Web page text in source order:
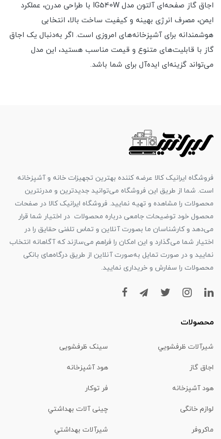
اجاق گاز صفحه‌ای آلتون مدل IG540W با طراحی مدرن، عملکرد
ایمن، مصرف انرژی بهینه و کیفیت ساخت بالا، انتخابی
هوشمندانه برای آشپزخانه‌های امروزی است. اگر به‌دنبال یک اجاق
گاز با قابلیت‌های متنوع و قیمت مناسب هستید، این مدل
می‌تواند گزینه‌ای ایده‌آل برای شما باشد.
فروشگاه ایرانیک کالا عرضه کننده بهترین تجهیزات خانه و آشپزخانه
است. شما از طریق این فروشگاه می‌توانید جدیدترین و مدرنترین
محصولات را مشاهده و تهیه نمایید. فروشگاه ایرانیک کالا در صفحات
محصول خود توضیحات جامعی درباره محصولات در اختیار شما قرار
می‌دهد و کارشناسان ما بصورت آنلاین و تماس تلفنی حقایق را در
اختیار شما می‌گذارد و این امکان را فراهم می‌سازند که آگاهانه انتخاب
نمایید و در صورت تمایل به‌صورت آنلاین از طریق درگاه‌های بانکی
محصولات را سفارش و خریداری نمایید.
محصولات
شیرآلات ظرفشويي سینک ظرفشویی
اجاق گاز هود آشپزخانه
هود آشپزخانه فر توکار
لوازم خانگی چینی آلات بهداشتي
ماكروفر شیرآلات بهداشتي